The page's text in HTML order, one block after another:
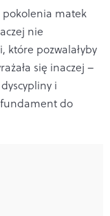
pokolenia matek
nie
które pozwalałyby
się inaczej –
i
fundament do